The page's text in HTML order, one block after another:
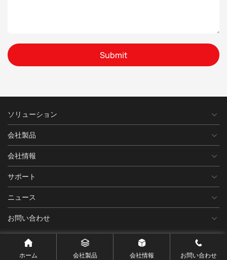
Submit
ソリューション
会社製品
会社情報
サポート
ニュース
お問い合わせ
ホーム 会社製品 会社情報 お問い合わせ